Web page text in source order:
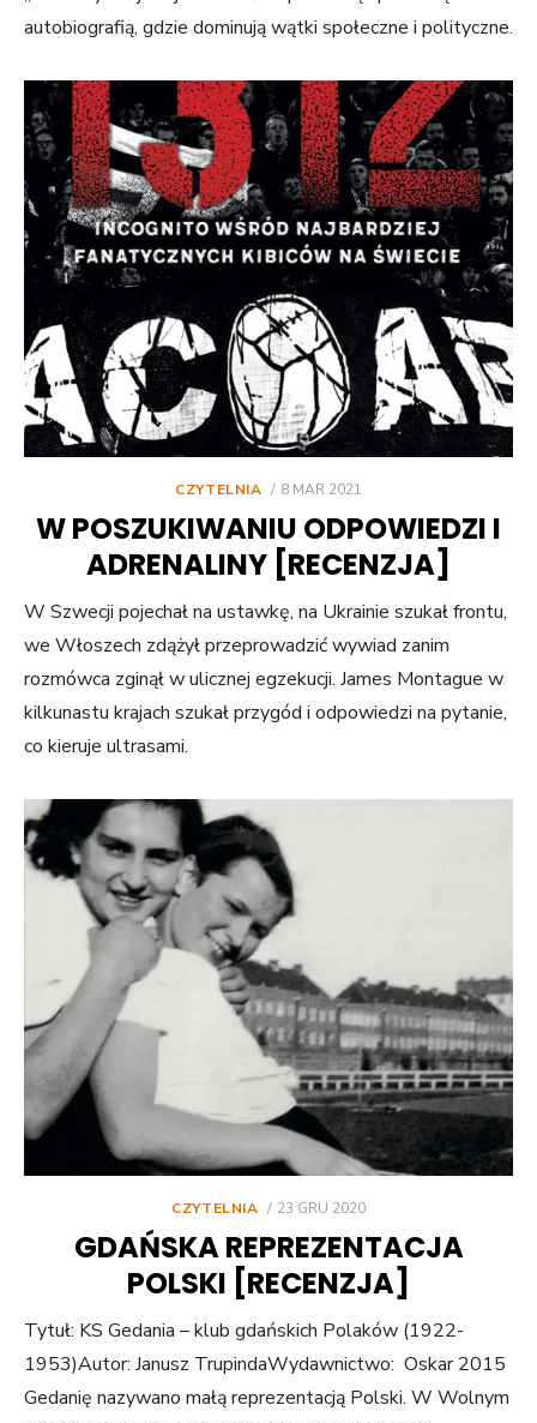
autobiografią, gdzie dominują wątki społeczne i polityczne.
CZYTELNIA
POSTED
8 MAR 2021
W POSZUKIWANIU ODPOWIEDZI I
ADRENALINY [RECENZJA]
W Szwecji pojechał na ustawkę, na Ukrainie szukał frontu,
we Włoszech zdążył przeprowadzić wywiad zanim
rozmówca zginął w ulicznej egzekucji. James Montague w
kilkunastu krajach szukał przygód i odpowiedzi na pytanie,
co kieruje ultrasami.
CZYTELNIA
POSTED
23 GRU 2020
GDAŃSKA REPREZENTACJA
POLSKI [RECENZJA]
Tytuł: KS Gedania – klub gdańskich Polaków (1922-
1953)Autor: Janusz TrupindaWydawnictwo: Oskar 2015
Gedanię nazywano małą reprezentacją Polski. W Wolnym